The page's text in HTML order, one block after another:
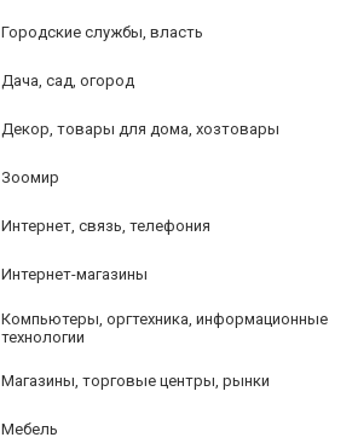
Городские службы, власть
Дача, сад, огород
Декор, товары для дома, хозтовары
Зоомир
Интернет, связь, телефония
Интернет-магазины
Компьютеры, оргтехника, информационные
технологии
Магазины, торговые центры, рынки
Мебель